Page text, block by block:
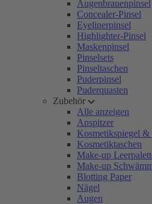
Augenbrauenpinsel
Concealer-Pinsel
Eyelinerpinsel
Highlighter-Pinsel
Maskenpinsel
Pinselsets
Pinseltaschen
Puderpinsel
Puderquasten
Zubehör
Alle anzeigen
Anspitzer
Kosmetikspiegel &
Kosmetiktaschen
Make-up
Make-up
Blotting Paper
Nägel
Augen